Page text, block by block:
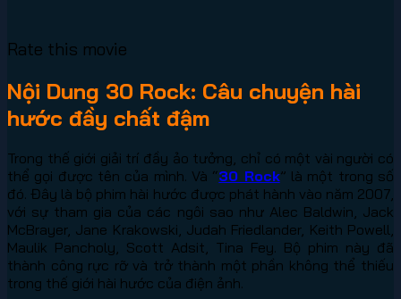
Rate this movie
Nội Dung 30 Rock: Câu chuyện hài
hước đầy chất đậm
Trong thế giới giải trí đầy ảo tưởng, chỉ có một vài người có
thể gọi được tên của mình. Và “30 Rock” là một trong số
đó. Đây là bộ phim hài hước được phát hành vào năm 2007,
với sự tham gia của các ngôi sao như Alec Baldwin, Jack
McBrayer, Jane Krakowski, Judah Friedlander, Keith Powell,
Maulik Pancholy, Scott Adsit, Tina Fey. Bộ phim này đã
thành công rực rỡ và trở thành một phần không thể thiếu
trong thế giới hài hước của điện ảnh.